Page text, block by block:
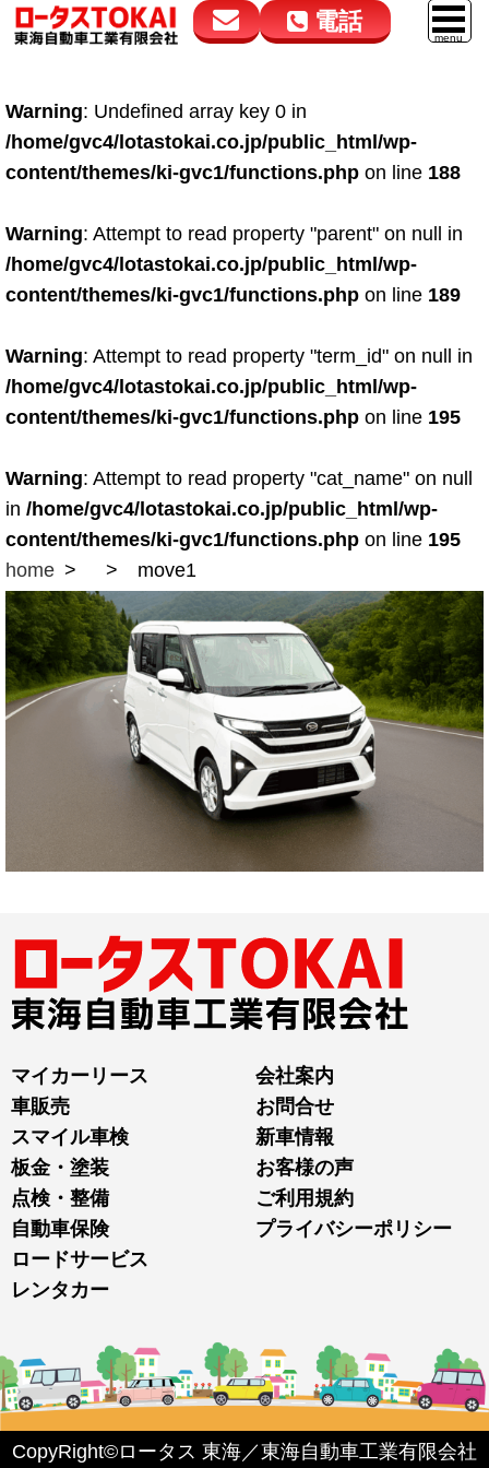
電話
050-5264-4432
9:00～18:00
050-5264-4433
9:00～18:00
車販売
スマイル車検
鈑金・塗装
点検・整備
ロードサービス
レンタカー
Warning: Undefined array key 0 in
/home/gvc4/lotastokai.co.jp/public_html/wp-
content/themes/ki-gvc1/functions.php on line 188
Warning: Attempt to read property "parent" on null in
/home/gvc4/lotastokai.co.jp/public_html/wp-
content/themes/ki-gvc1/functions.php on line 189
Warning: Attempt to read property "term_id" on null in
/home/gvc4/lotastokai.co.jp/public_html/wp-
content/themes/ki-gvc1/functions.php on line 195
Warning: Attempt to read property "cat_name" on null
in /home/gvc4/lotastokai.co.jp/public_html/wp-
content/themes/ki-gvc1/functions.php on line 195
home
move1
マイカーリース
車販売
スマイル車検
板金・塗装
点検・整備
自動車保険
ロードサービス
レンタカー
会社案内
お問合せ
新車情報
お客様の声
ご利用規約
プライバシーポリシー
CopyRight©ロータス 東海／東海自動車工業有限会社